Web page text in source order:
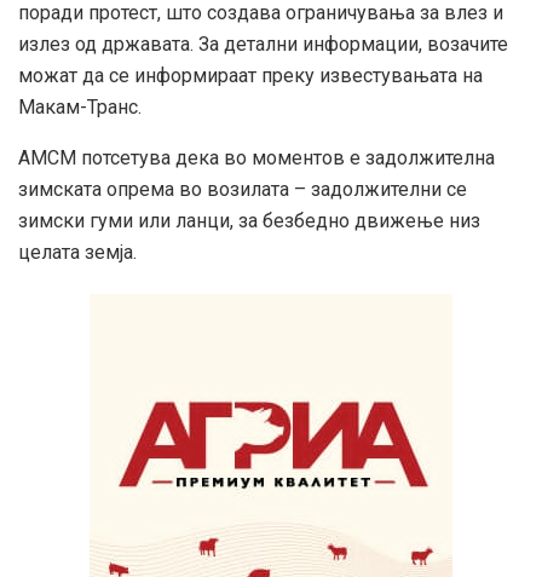
поради протест, што создава ограничувања за влез и
излез од државата. За детални информации, возачите
можат да се информираат преку известувањата на
Макам-Транс.
АМСМ потсетува дека во моментов е задолжителна
зимската опрема во возилата – задолжителни се
зимски гуми или ланци, за безбедно движење низ
целата земја.